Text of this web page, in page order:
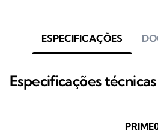
ESPECIFICAÇÕES
Especificações técnicas